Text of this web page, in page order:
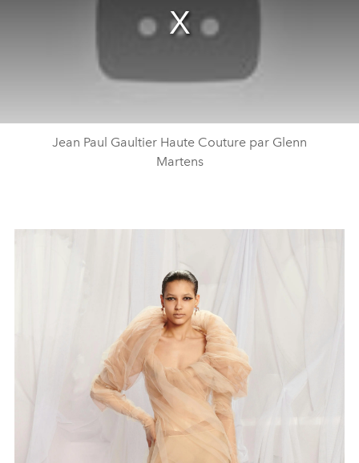
Jean Paul Gaultier Haute Couture par Glenn
Martens